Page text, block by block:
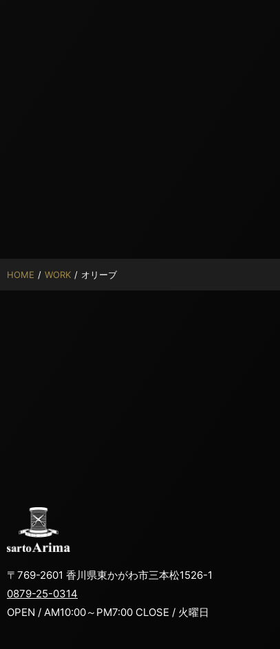
HOME / WORK / オリーブ
〒769-2601 香川県東かがわ市三本松1526-1
0879-25-0314
OPEN / AM10:00～PM7:00 CLOSE / 火曜日